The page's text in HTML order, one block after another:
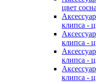
цвет сосна
клипса -
клипса -
клипса -
клипса -